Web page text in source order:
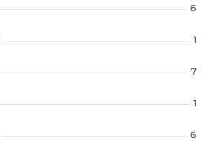
6
1
7
1
6